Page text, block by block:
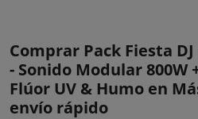
Comprar Pack Fiesta
- Sonido Modular 800W
Flúor UV & Humo en
envío rápido